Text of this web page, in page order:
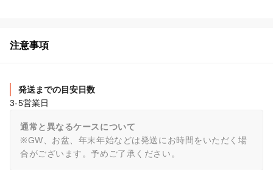
注意事項
発送までの目安日数
3-5営業日
通常と異なるケースについて
※GW、お盆、年末年始などは発送にお時間をいただく場
合がございます。予めご了承ください。